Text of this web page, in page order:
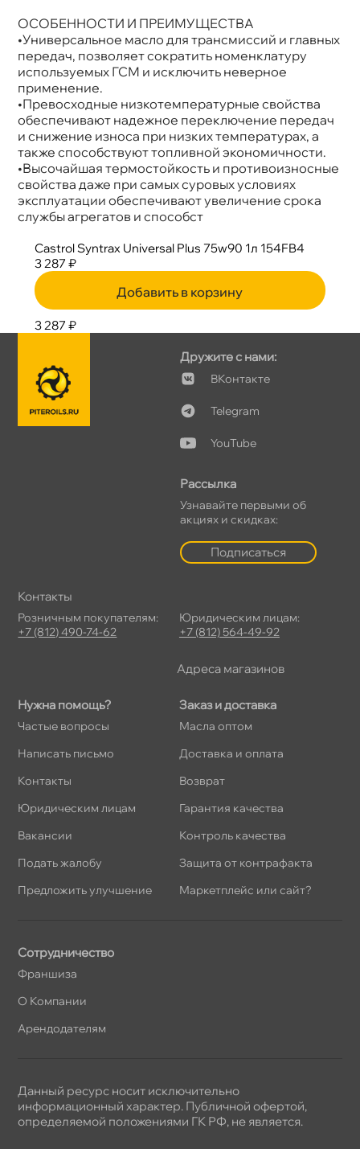
ОСОБЕННОСТИ И ПРЕИМУЩЕСТВА
•Универсальное масло для трансмиссий и главных
передач, позволяет сократить номенклатуру
используемых ГСМ и исключить неверное
применение.
•Превосходные низкотемпературные свойства
обеспечивают надежное переключение передач
и снижение износа при низких температурах, а
также способствуют топливной экономичности.
•Высочайшая термостойкость и противоизносные
свойства даже при самых суровых условиях
эксплуатации обеспечивают увеличение срока
службы агрегатов и способст
Castrol Syntrax Universal Plus 75w90 1л 154FB4
3 287 ₽
Добавить в корзину
3 287 ₽
Нужна помощь?
Частые вопросы
Написать письмо
Контакты
Юридическим лицам
акансии
Подать жалобу
Предложить улучшение
Заказ и доставка
Масла оптом
Доставка и оплата
озврат
Гарантия качества
Контроль качества
Защита от контрафакта
Маркетплейс или сайт?
Дружите с нами:
Контакте
Telegram
YouTube
Рассылка
Узнавайте первыми о
акциях и скидках:
Подписаться
Сотрудничество
Франшиза
О Компании
Арендодателям
Контакты
Розничным покупателям:
+7 (812) 490-74-62
Юридическим лицам:
+7 (812) 564-49-92
Адреса магазино
Данный ресурс носит исключительно
информационный характер. Публичной офертой,
определяемой положениями ГК РФ, не является.